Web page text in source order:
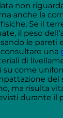
non
anche la
Se il
il peso
le pareti
una
di
come
del
ma risulta
durante il